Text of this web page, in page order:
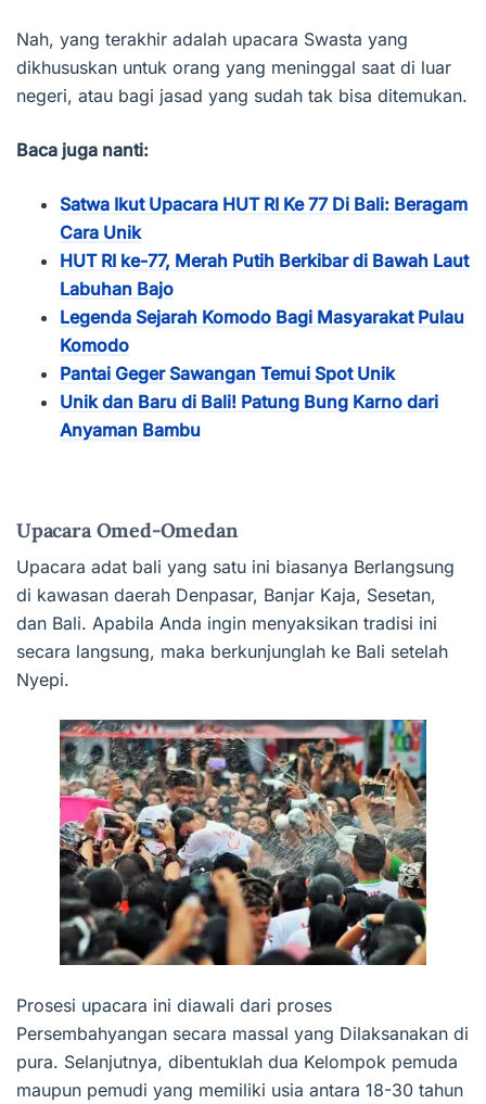
Nah, yang terakhir adalah upacara Swasta yang
dikhususkan untuk orang yang meninggal saat di luar
negeri, atau bagi jasad yang sudah tak bisa ditemukan.
Baca juga nanti:
Satwa Ikut Upacara HUT RI Ke 77 Di Bali: Beragam
Cara Unik
HUT RI ke-77, Merah Putih Berkibar di Bawah Laut
Labuhan Bajo
Legenda Sejarah Komodo Bagi Masyarakat Pulau
Komodo
Pantai Geger Sawangan Temui Spot Unik
Unik dan Baru di Bali! Patung Bung Karno dari
Anyaman Bambu
Upacara Omed-Omedan
Upacara adat bali yang satu ini biasanya Berlangsung
di kawasan daerah Denpasar, Banjar Kaja, Sesetan,
dan Bali. Apabila Anda ingin menyaksikan tradisi ini
secara langsung, maka berkunjunglah ke Bali setelah
Nyepi.
Prosesi upacara ini diawali dari proses
Persembahyangan secara massal yang Dilaksanakan di
pura. Selanjutnya, dibentuklah dua Kelompok pemuda
maupun pemudi yang memiliki usia antara 18-30 tahun